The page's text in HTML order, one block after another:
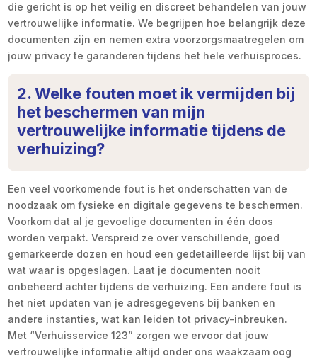
die gericht is op het veilig en discreet behandelen van jouw
vertrouwelijke informatie. We begrijpen hoe belangrijk deze
documenten zijn en nemen extra voorzorgsmaatregelen om
jouw privacy te garanderen tijdens het hele verhuisproces.
2. Welke fouten moet ik vermijden bij
het beschermen van mijn
vertrouwelijke informatie tijdens de
verhuizing?
Een veel voorkomende fout is het onderschatten van de
noodzaak om fysieke en digitale gegevens te beschermen.
Voorkom dat al je gevoelige documenten in één doos
worden verpakt. Verspreid ze over verschillende, goed
gemarkeerde dozen en houd een gedetailleerde lijst bij van
wat waar is opgeslagen. Laat je documenten nooit
onbeheerd achter tijdens de verhuizing. Een andere fout is
het niet updaten van je adresgegevens bij banken en
andere instanties, wat kan leiden tot privacy-inbreuken.
Met “Verhuisservice 123” zorgen we ervoor dat jouw
vertrouwelijke informatie altijd onder ons waakzaam oog